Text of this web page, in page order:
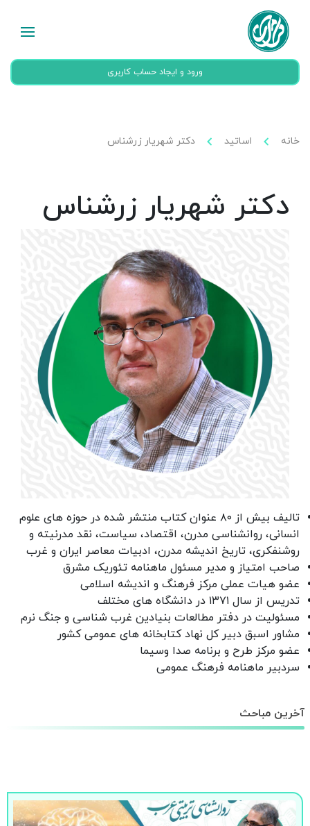
ورود و ایجاد حساب کاربری
خانه اساتید دکتر شهریار زرشناس
دکتر شهریار زرشناس
تالیف بیش از ۸۰ عنوان کتاب منتشر شده در حوزه های علوم
انسانی، روانشناسی مدرن، اقتصاد، سیاست، نقد مدرنیته و
روشنفکری، تاریخ اندیشه مدرن، ادبیات معاصر ایران و غرب
صاحب امتیاز و مدیر مسئول ماهنامه تئوریک مشرق
عضو هیات عملی مرکز فرهنگ و اندیشه اسلامی
تدریس از سال ۱۳۷۱ در دانشگاه های مختلف
مسئولیت در دفتر مطالعات بنیادین غرب شناسی و جنگ نرم
مشاور اسبق دبیر کل نهاد کتابخانه های عمومی کشور
عضو مرکز طرح و برنامه صدا وسیما
سردبیر ماهنامه فرهنگ عمومی
آخرین مباحث